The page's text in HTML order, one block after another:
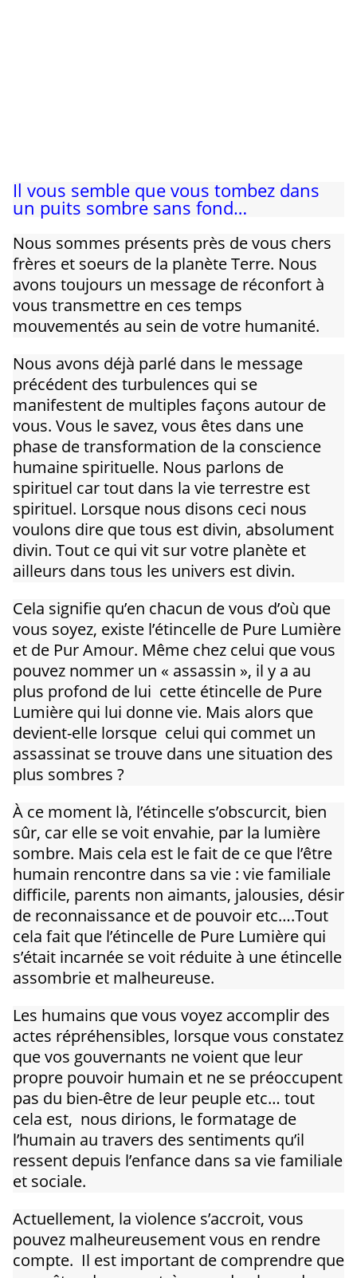
Il vous semble que vous tombez dans
un puits sombre sans fond…
Nous sommes présents près de vous chers
frères et soeurs de la planète Terre. Nous
avons toujours un message de réconfort à
vous transmettre en ces temps
mouvementés au sein de votre humanité.
Nous avons déjà parlé dans le message
précédent des turbulences qui se
manifestent de multiples façons autour de
vous. Vous le savez, vous êtes dans une
phase de transformation de la conscience
humaine spirituelle. Nous parlons de
spirituel car tout dans la vie terrestre est
spirituel. Lorsque nous disons ceci nous
voulons dire que tous est divin, absolument
divin. Tout ce qui vit sur votre planète et
ailleurs dans tous les univers est divin.
Cela signifie qu’en chacun de vous d’où que
vous soyez, existe l’étincelle de Pure Lumière
et de Pur Amour. Même chez celui que vous
pouvez nommer un « assassin », il y a au
plus profond de lui cette étincelle de Pure
Lumière qui lui donne vie. Mais alors que
devient-elle lorsque celui qui commet un
assassinat se trouve dans une situation des
plus sombres ?
À ce moment là, l’étincelle s’obscurcit, bien
sûr, car elle se voit envahie, par la lumière
sombre. Mais cela est le fait de ce que l’être
humain rencontre dans sa vie : vie familiale
difficile, parents non aimants, jalousies, désir
de reconnaissance et de pouvoir etc….Tout
cela fait que l’étincelle de Pure Lumière qui
s’était incarnée se voit réduite à une étincelle
assombrie et malheureuse.
Les humains que vous voyez accomplir des
actes répréhensibles, lorsque vous constatez
que vos gouvernants ne voient que leur
propre pouvoir humain et ne se préoccupent
pas du bien-être de leur peuple etc… tout
cela est, nous dirions, le formatage de
l’humain au travers des sentiments qu’il
ressent depuis l’enfance dans sa vie familiale
et sociale.
Actuellement, la violence s’accroit, vous
pouvez malheureusement vous en rendre
compte. Il est important de comprendre que